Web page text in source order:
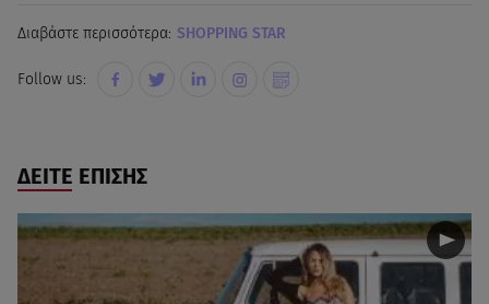
Διαβάστε περισσότερα: SHOPPING STAR
Follow us:
ΔΕΙΤΕ ΕΠΙΣΗΣ